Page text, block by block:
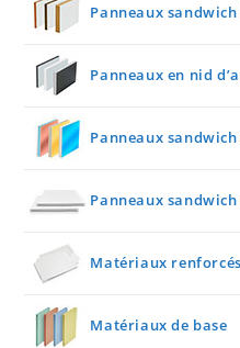
Panneaux
Panneaux en nid
Panneaux
Panneaux sandwich
Matériaux
Matériaux de base